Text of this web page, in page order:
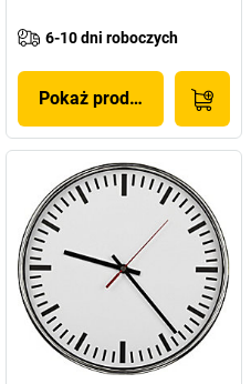
6-10 dni roboczych
Pokaż produkt